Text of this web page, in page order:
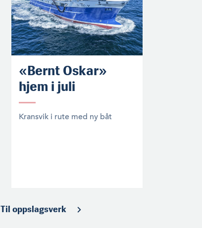
«Bernt Oskar»
hjem i juli
Kransvik i rute med ny båt
Til oppslagsverk